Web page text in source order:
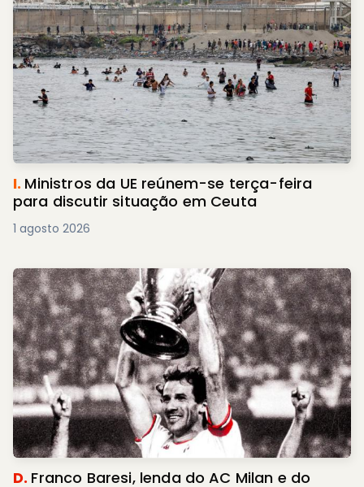
I. Ministros da UE reúnem-se terça-feira
para discutir situação em Ceuta
1 agosto 2026
D. Franco Baresi, lenda do AC Milan e do